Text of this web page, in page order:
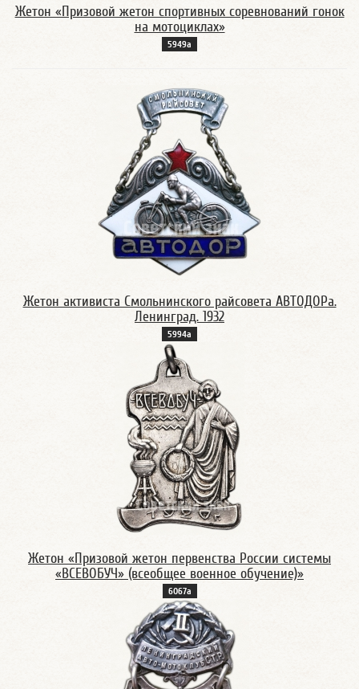
Жетон «Призовой жетон спортивных соревнований гонок
на мотоциклах»
5949а
Жетон активиста Смольнинского райсовета АВТОДОРа.
Ленинград. 1932
5994a
Жетон «Призовой жетон первенства России системы
«ВСЕВОБУЧ» (всеобщее военное обучение)»
6067а